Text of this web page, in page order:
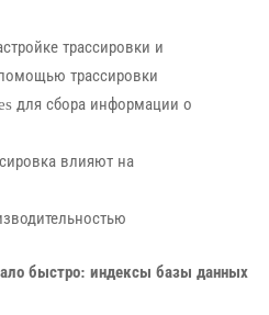
трассировки и
трассировки
для сбора информации о
влияют на
быстро: индексы базы данных